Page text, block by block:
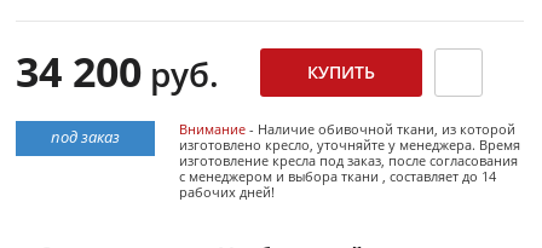
34 200 руб.
под заказ Внимание - Наличие обивочной ткани, из которой
изготовлено кресло, уточняйте у менеджера. Время
изготовление кресла под заказ, после согласования
с менеджером и выбора ткани , составляет до 14
рабочих дней!